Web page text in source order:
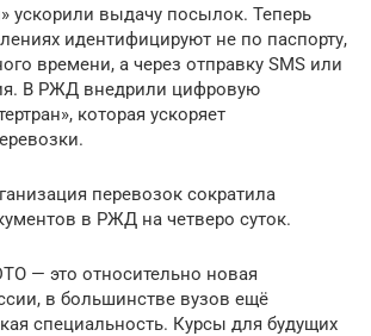
ускорили выдачу посылок. Теперь
идентифицируют не по паспорту,
времени, а через отправку SMS или
В РЖД внедрили цифровую
которая ускоряет
перевозок сократила
в РЖД на четверо суток.
— это относительно новая
в большинстве вузов ещё
специальность. Курсы для будущих